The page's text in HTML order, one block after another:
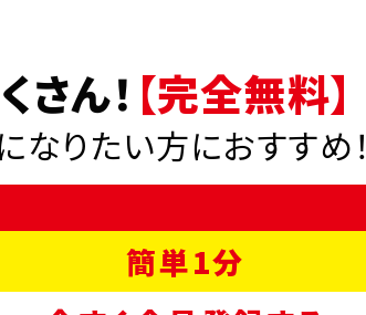
ん！ 【完全無料】
なりたい方におすすめ！
簡単1分